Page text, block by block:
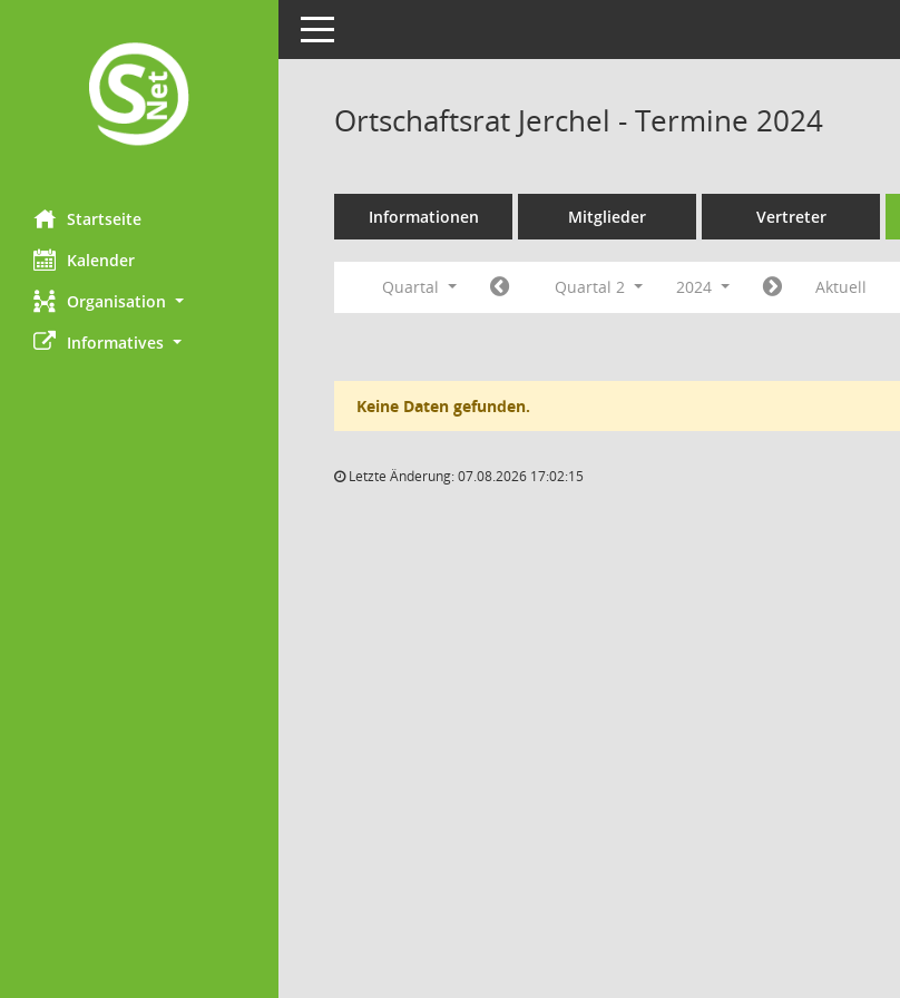
Startseite
Kalender
Organisation
Informatives
Toggle navigation
Ortschaftsrat Jerchel - Termine 2024
Informationen Mitglieder Vertreter
Quartal Quartal 2 2024 Aktuell
Keine Daten gefunden.
Letzte Änderung: 07.08.2026 17:02:15